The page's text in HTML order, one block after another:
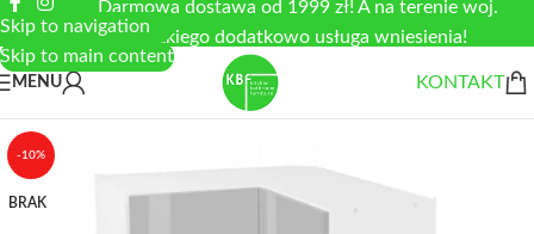
Skip to navigation
Skip to main content
Darmowa dostawa od 1999 zł! A na terenie woj.
łódzkiego dodatkowo usługa wniesienia!
MENU KONTAKT
-10%
BRAK